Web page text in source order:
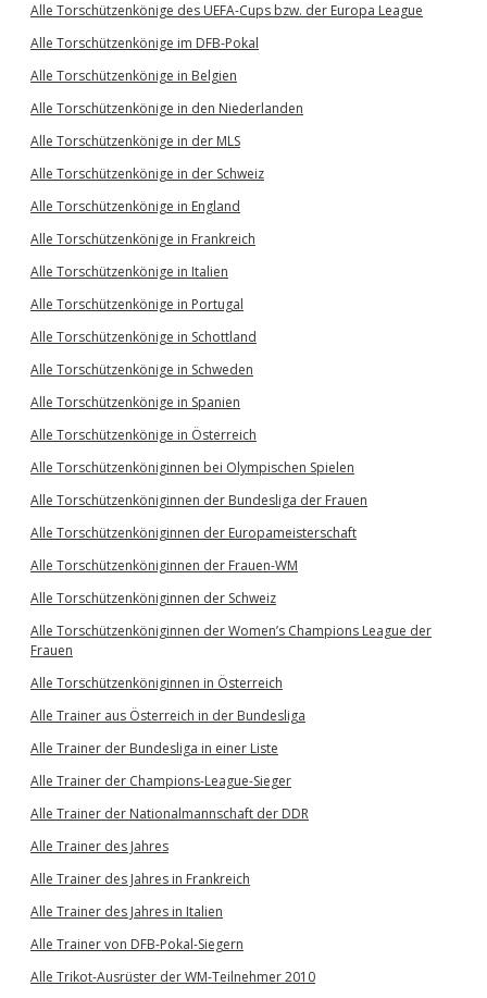
Alle Torschützenkönige des UEFA-Cups bzw. der Europa League
Alle Torschützenkönige im DFB-Pokal
Alle Torschützenkönige in Belgien
Alle Torschützenkönige in den Niederlanden
Alle Torschützenkönige in der MLS
Alle Torschützenkönige in der Schweiz
Alle Torschützenkönige in England
Alle Torschützenkönige in Frankreich
Alle Torschützenkönige in Italien
Alle Torschützenkönige in Portugal
Alle Torschützenkönige in Schottland
Alle Torschützenkönige in Schweden
Alle Torschützenkönige in Spanien
Alle Torschützenkönige in Österreich
Alle Torschützenköniginnen bei Olympischen Spielen
Alle Torschützenköniginnen der Bundesliga der Frauen
Alle Torschützenköniginnen der Europameisterschaft
Alle Torschützenköniginnen der Frauen-WM
Alle Torschützenköniginnen der Schweiz
Alle Torschützenköniginnen der Women’s Champions League der
Frauen
Alle Torschützenköniginnen in Österreich
Alle Trainer aus Österreich in der Bundesliga
Alle Trainer der Bundesliga in einer Liste
Alle Trainer der Champions-League-Sieger
Alle Trainer der Nationalmannschaft der DDR
Alle Trainer des Jahres
Alle Trainer des Jahres in Frankreich
Alle Trainer des Jahres in Italien
Alle Trainer von DFB-Pokal-Siegern
Alle Trikot-Ausrüster der WM-Teilnehmer 2010